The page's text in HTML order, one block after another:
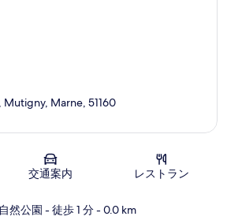
地図
Mutigny, Marne, 51160
交通案内 レストラン
然公園 - 徒歩 1 分- 0.0 km